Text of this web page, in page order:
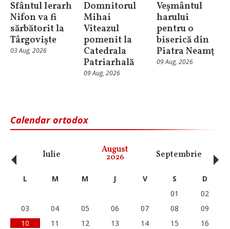
Sfântul Ierarh
Nifon va fi
sărbătorit la
Târgoviște
03 Aug, 2026
Domnitorul
Mihai
Viteazul
pomenit la
Catedrala
Patriarhală
09 Aug, 2026
Veșmântul
harului
pentru o
biserică din
Piatra Neamţ
09 Aug, 2026
Calendar ortodox
Iulie August
2026 Septembrie
‹ L M M J V S
D
01
02
03
04 05 06 07 08
09
10
11 12 13 14 15
16